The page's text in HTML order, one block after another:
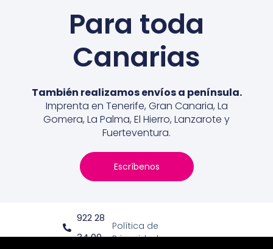
Para toda
Canarias
También realizamos envíos a península.
Imprenta en Tenerife, Gran Canaria, La
Gomera, La Palma, El Hierro, Lanzarote y
Fuerteventura.
Escríbenos
922 28
34 00
Política de
Privacidad